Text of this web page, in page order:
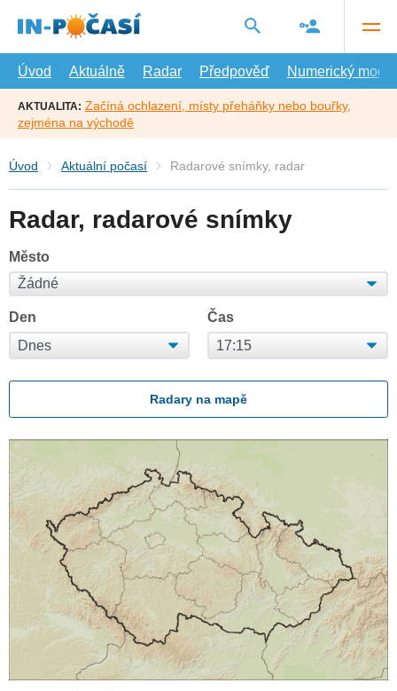
hlavní
Úvod
Aktuálně Radar Předpověď Numerický model
AKTUALITA: Začíná ochlazení, místy přeháňky nebo bouřky,
zejména na východě
Úvod Aktuální počasí Radarové snímky, radar
Radar, radarové snímky
Město
Den Čas
Radary na mapě